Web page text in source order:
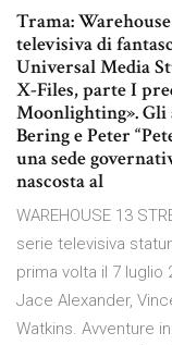
Trama:
televisiva di
Universal Media
X-Files, parte I
Moonlighting».
Bering e Peter
una sede
nascosta al
WAREHOUSE 13
serie televisiva
prima volta il 7 luglio
Jace Alexander,
Watkins. Avventure